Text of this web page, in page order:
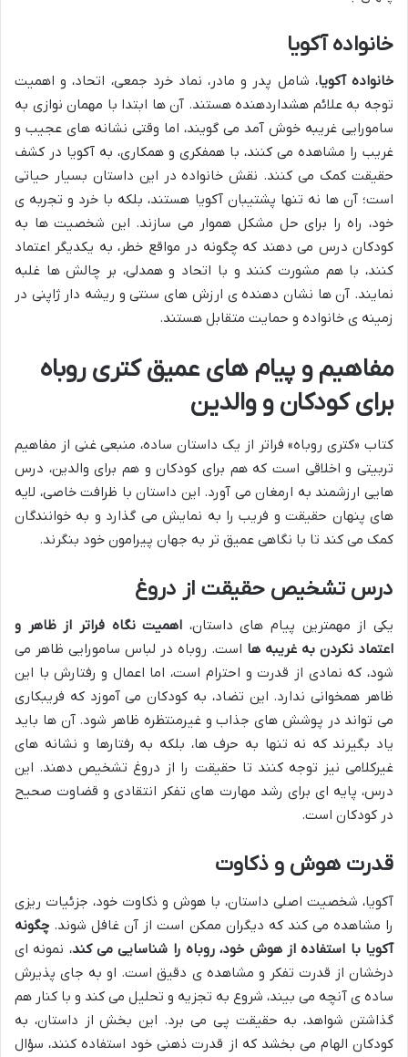
خانواده آکویا
خانواده آکویا، شامل پدر و مادر، نماد خرد جمعی، اتحاد، و اهمیت
توجه به علائم هشداردهنده هستند. آن ها ابتدا با مهمان نوازی به
سامورایی غریبه خوش آمد می گویند، اما وقتی نشانه های عجیب و
غریب را مشاهده می کنند، با همفکری و همکاری، به آکویا در کشف
حقیقت کمک می کنند. نقش خانواده در این داستان بسیار حیاتی
است؛ آن ها نه تنها پشتیبان آکویا هستند، بلکه با خرد و تجربه ی
خود، راه را برای حل مشکل هموار می سازند. این شخصیت ها به
کودکان درس می دهند که چگونه در مواقع خطر، به یکدیگر اعتماد
کنند، با هم مشورت کنند و با اتحاد و همدلی، بر چالش ها غلبه
نمایند. آن ها نشان دهنده ی ارزش های سنتی و ریشه دار ژاپنی در
زمینه ی خانواده و حمایت متقابل هستند.
مفاهیم و پیام های عمیق کتری روباه
برای کودکان و والدین
کتاب «کتری روباه» فراتر از یک داستان ساده، منبعی غنی از مفاهیم
تربیتی و اخلاقی است که هم برای کودکان و هم برای والدین، درس
هایی ارزشمند به ارمغان می آورد. این داستان با ظرافت خاصی، لایه
های پنهان حقیقت و فریب را به نمایش می گذارد و به خوانندگان
کمک می کند تا با نگاهی عمیق تر به جهان پیرامون خود بنگرند.
درس تشخیص حقیقت از دروغ
یکی از مهمترین پیام های داستان، اهمیت نگاه فراتر از ظاهر و
اعتماد نکردن به غریبه ها است. روباه در لباس سامورایی ظاهر می
شود، که نمادی از قدرت و احترام است، اما اعمال و رفتارش با این
ظاهر همخوانی ندارد. این تضاد، به کودکان می آموزد که فریبکاری
می تواند در پوشش های جذاب و غیرمنتظره ظاهر شود. آن ها باید
یاد بگیرند که نه تنها به حرف ها، بلکه به رفتارها و نشانه های
غیرکلامی نیز توجه کنند تا حقیقت را از دروغ تشخیص دهند. این
درس، پایه ای برای رشد مهارت های تفکر انتقادی و قضاوت صحیح
در کودکان است.
قدرت هوش و ذکاوت
آکویا، شخصیت اصلی داستان، با هوش و ذکاوت خود، جزئیات ریزی
را مشاهده می کند که دیگران ممکن است از آن غافل شوند. چگونه
آکویا با استفاده از هوش خود، روباه را شناسایی می کند، نمونه ای
درخشان از قدرت تفکر و مشاهده ی دقیق است. او به جای پذیرش
ساده ی آنچه می بیند، شروع به تجزیه و تحلیل می کند و با کنار هم
گذاشتن شواهد، به حقیقت پی می برد. این بخش از داستان، به
کودکان الهام می بخشد که از قدرت ذهنی خود استفاده کنند، سؤال